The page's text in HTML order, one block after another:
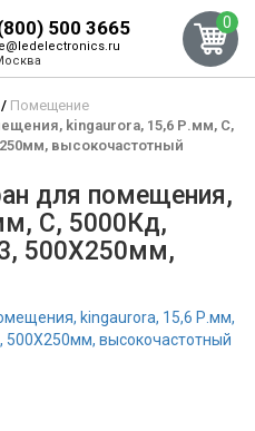
500 3665 0
Помещение
kingaurora, 15,6 Р.мм, C,
высокочастотный
для помещения,
C, 5000Кд,
500X250мм,